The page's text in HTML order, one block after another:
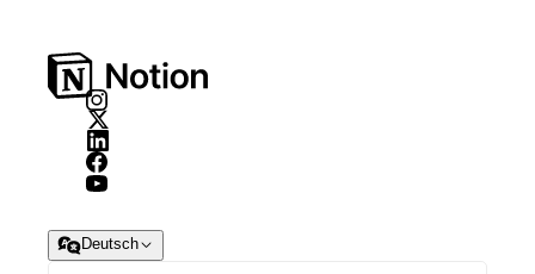
Deutsch